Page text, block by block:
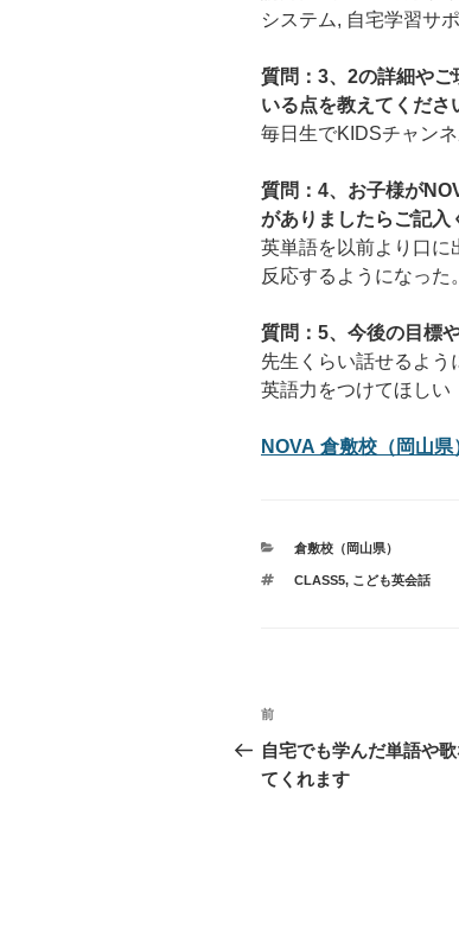
システム, 自宅学習サ
質問：3、2の詳細や
いる点を教えてくださ
毎日生でKIDSチャン
質問：4、お子様が
がありましたらご記入
英単語を以前より口に
反応するようになった。
質問：5、今後の目標
先生くらい話せるよ
英語力をつけてほしい
NOVA 倉敷校（岡山
カ
ゴ
倉敷校（岡山県）
タ
CLASS5, こども英会話
投
稿
ナ
過
去
の
前
自宅でも学んだ単語や
てくれます